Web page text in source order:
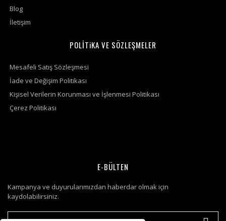
Blog
İletişim
POLİTiKA VE SÖZLEŞMELER
Mesafeli Satış Sözleşmesi
İade ve Değişim Politikası
Kişisel Verilerin Korunması ve İşlenmesi Politikası
Çerez Politikası
E-BÜLTEN
Kampanya ve duyurularımızdan haberdar olmak için
kaydolabilirsiniz.